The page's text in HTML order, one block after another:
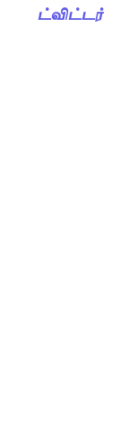
ட்விட்டர்